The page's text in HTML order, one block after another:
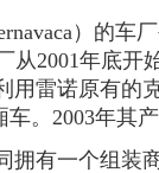
）的车
从2001年底
用雷诺原有的
车。2003年其
有一个组装